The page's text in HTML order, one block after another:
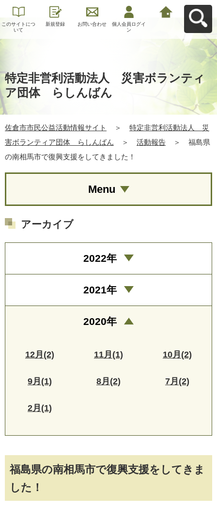
このサイトにつ
いて
新規登録 お問い合わせ
個人会員ログイ
ン
特定非営利活動法人 災害ボランティ
ア団体 らしんばん
佐倉市市民公益活動情報サイト ＞
特定非営利活動法人 災
害ボランティア団体 らしんばん
＞ 活動報告 ＞
福島県
の南相馬市で復興支援をしてきました！
福島県の南相馬市で復興支援をしてきま
した！
Menu
アーカイブ
2022年
2021年
2020年
12月(2) 11月(1) 10月(2)
9月(1) 8月(2) 7月(2)
2月(1)